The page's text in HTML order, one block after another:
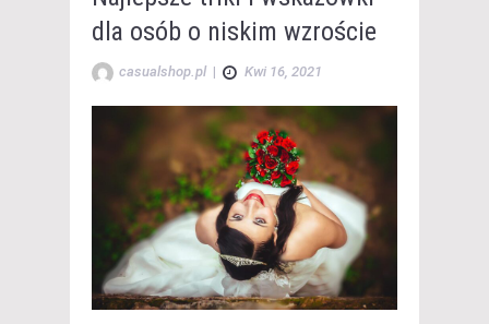
dla osób o niskim wzroście
casualshop.pl | Kwi 16, 2021